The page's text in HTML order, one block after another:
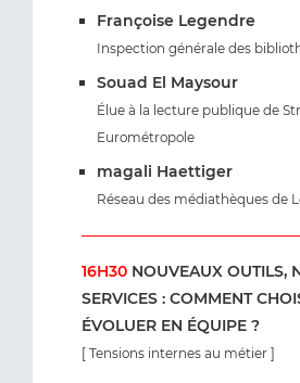
Françoise Legendre
Inspection générale des
Souad El Maysour
Élue à la lecture publique de
Eurométropole
magali Haettiger
Réseau des médiathèques de
16H30 NOUVEAUX OUTILS,
SERVICES : COMMENT
ÉVOLUER EN ÉQUIPE ?
[ Tensions internes au métier ]